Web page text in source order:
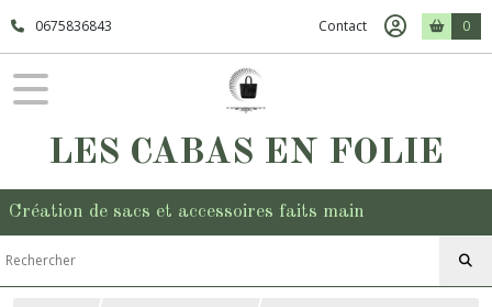
0675836843 Contact 0
LES CABAS EN FOLIE
Création de sacs et accessoires faits main